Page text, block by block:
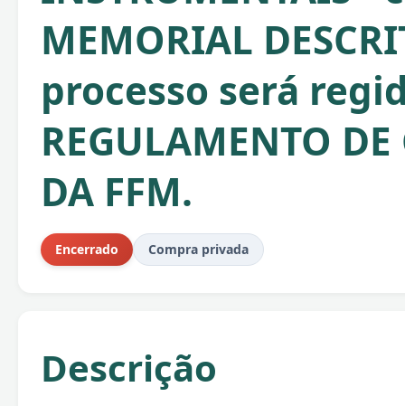
MEMORIAL
processo será
REGULAMENTO DE
DA FFM.
Encerrado Compra privada
Descrição